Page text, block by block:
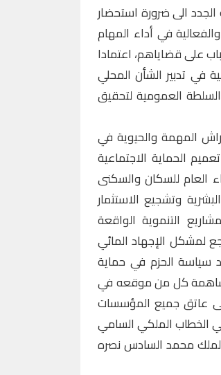
الى ضرورة استحضار
في أداء المهام
على قضاياهم، اعتمادا
في تدبير الشأن المحلي
العمومية لتحقيق
المهمة والحيوية في
الحماية الاجتماعية
العام للسكان والسكنى
وتشجيع الاستثمار
التنموية الواقعة
لمشكل الإجهاد المائي
سياسة الحزم في حماية
كل من موقعه في
عاتق جميع المؤسسات
في الخطاب الملكي السامي
الملك محمد السادس نصره